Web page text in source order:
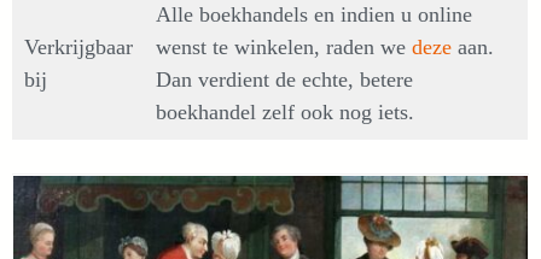
Verkrijgbaar
bij
Alle boekhandels en indien u online
wenst te winkelen, raden we deze aan.
Dan verdient de echte, betere
boekhandel zelf ook nog iets.